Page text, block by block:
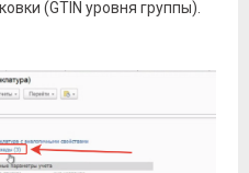
(GTIN уровня группы).